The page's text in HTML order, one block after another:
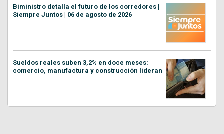
Biministro detalla el futuro de los corredores |
Siempre Juntos | 06 de agosto de 2026
Sueldos reales suben 3,2% en doce meses:
comercio, manufactura y construcción lideran